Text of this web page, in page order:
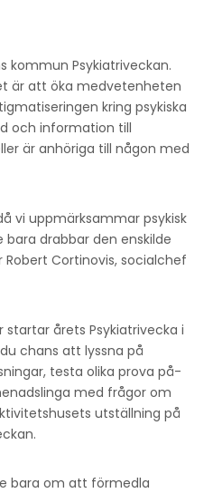
kommun Psykiatriveckan.
är att öka medvetenheten
kring psykiska
och information till
är anhöriga till någon med
vi uppmärksammar psykisk
drabbar den enskilde
Cortinovis, socialchef
årets Psykiatrivecka i
chans att lyssna på
testa olika prova på-
med frågor om
utställning på
bara om att förmedla